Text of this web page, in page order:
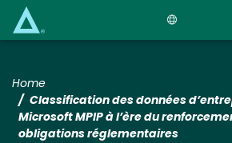
Home
Classification des données
Microsoft MPIP à l’ère du
obligations réglementaires